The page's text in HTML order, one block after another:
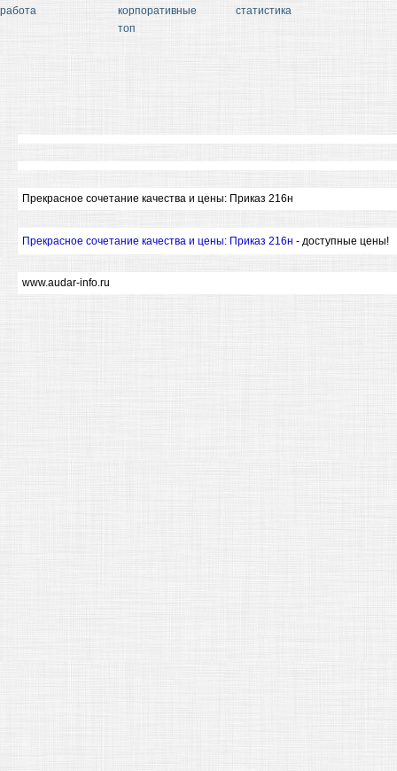
работа
корпоративные
топ
статистика
Прекрасное сочетание качества и цены: Приказ 216н
Прекрасное сочетание качества и цены: Приказ 216н - доступные цены!
www.audar-info.ru